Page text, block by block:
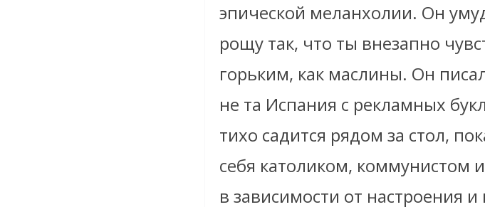
эпической меланхолии. Он
рощу так, что ты внезапно
горьким, как маслины. Он
не та Испания с рекламных
тихо садится рядом за стол,
себя католиком, коммунистом
в зависимости от настроения